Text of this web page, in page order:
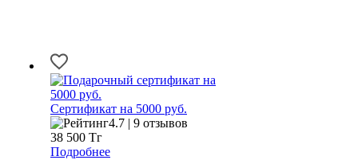
Сертификат на 5000 руб.
4.7 | 9 отзывов
38 500 Тг
Подробнее